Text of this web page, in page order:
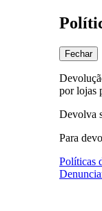
Fechar
por lojas
Devolva
Para
Políticas